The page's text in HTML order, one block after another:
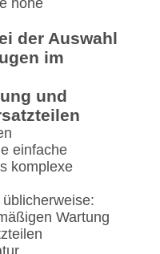
hohe
der Auswahl
im
und
einfache
komplexe
Wartung